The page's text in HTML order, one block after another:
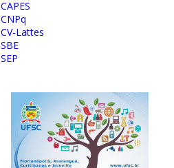
CAPES
CNPq
CV-Lattes
SBE
SEP